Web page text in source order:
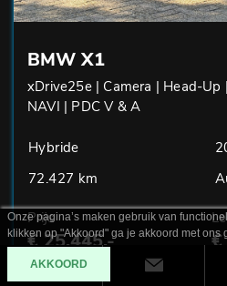
BMW X1
xDrive25e | Camera | Head-
NAVI | PDC V & A
Hybride
72.427 km
Prijs
€ 25.445,- €
Onze pagina’s maken gebruik van
klikken op "Akkoord" ga je akkoord met ons
AKKOORD